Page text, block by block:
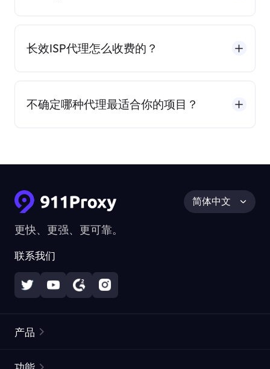
长效ISP代理怎么收费的？
不确定哪种代理最适合你的项目？
更快、更强、更可靠。
联系我们
简体中文
产品